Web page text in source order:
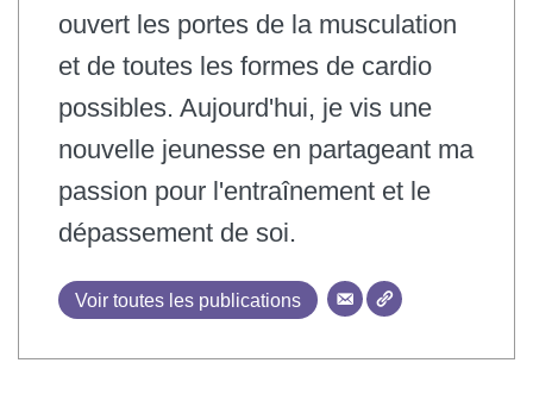
ouvert les portes de la musculation
et de toutes les formes de cardio
possibles. Aujourd'hui, je vis une
nouvelle jeunesse en partageant ma
passion pour l'entraînement et le
dépassement de soi.
Voir toutes les publications